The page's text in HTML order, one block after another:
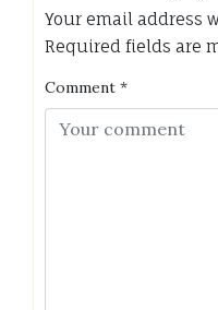
Your email address
Required fields are
Comment *